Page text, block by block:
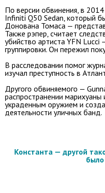
По версии обвинения, в
Infiniti Q50 Sedan, который
Донована Томаса —
Также рэпер, считает
убийство артиста YFN Lucci
группировки. Он пережил
В расследовании помог
изучал преступность в
Другого обвиняемого —
распространении
украденным оружием и
деятельности уличных банд.
Константа — другой